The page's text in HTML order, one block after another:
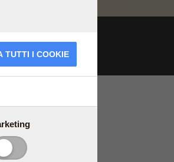
TUTTI I COOKIE